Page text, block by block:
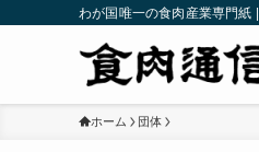
わが国唯一の食肉産業専門紙
ホーム 団体